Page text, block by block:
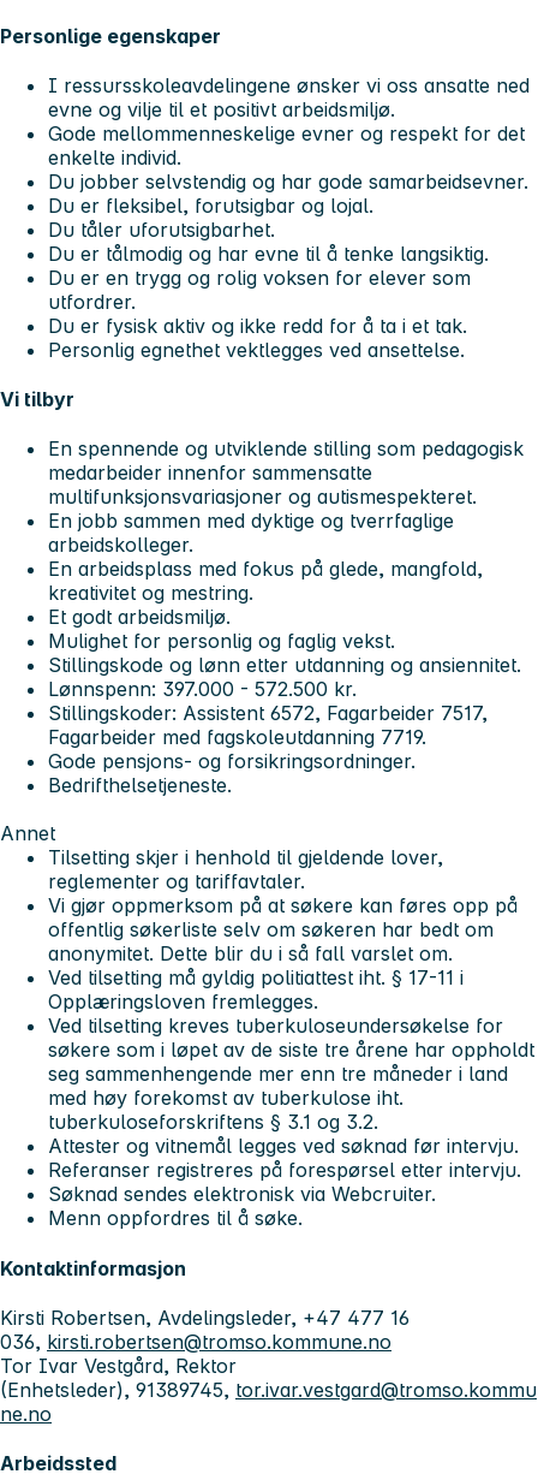
Personlige egenskaper
I ressursskoleavdelingene ønsker vi oss ansatte ned
evne og vilje til et positivt arbeidsmiljø.
Gode mellommenneskelige evner og respekt for det
enkelte individ.
Du jobber selvstendig og har gode samarbeidsevner.
Du er fleksibel, forutsigbar og lojal.
Du tåler uforutsigbarhet.
Du er tålmodig og har evne til å tenke langsiktig.
Du er en trygg og rolig voksen for elever som
utfordrer.
Du er fysisk aktiv og ikke redd for å ta i et tak.
Personlig egnethet vektlegges ved ansettelse.
Vi tilbyr
En spennende og utviklende stilling som pedagogisk
medarbeider innenfor sammensatte
multifunksjonsvariasjoner og autismespekteret.
En jobb sammen med dyktige og tverrfaglige
arbeidskolleger.
En arbeidsplass med fokus på glede, mangfold,
kreativitet og mestring.
Et godt arbeidsmiljø.
Mulighet for personlig og faglig vekst.
Stillingskode og lønn etter utdanning og ansiennitet.
Lønnspenn: 397.000 - 572.500 kr.
Stillingskoder: Assistent 6572, Fagarbeider 7517,
Fagarbeider med fagskoleutdanning 7719.
Gode pensjons- og forsikringsordninger.
Bedrifthelsetjeneste.
Annet
Tilsetting skjer i henhold til gjeldende lover,
reglementer og tariffavtaler.
Vi gjør oppmerksom på at søkere kan føres opp på
offentlig søkerliste selv om søkeren har bedt om
anonymitet. Dette blir du i så fall varslet om.
Ved tilsetting må gyldig politiattest iht. § 17-11 i
Opplæringsloven fremlegges.
Ved tilsetting kreves tuberkuloseundersøkelse for
søkere som i løpet av de siste tre årene har oppholdt
seg sammenhengende mer enn tre måneder i land
med høy forekomst av tuberkulose iht.
tuberkuloseforskriftens § 3.1 og 3.2.
Attester og vitnemål legges ved søknad før intervju.
Referanser registreres på forespørsel etter intervju.
Søknad sendes elektronisk via Webcruiter.
Menn oppfordres til å søke.
Kontaktinformasjon
Kirsti Robertsen, Avdelingsleder, +47 477 16
036, kirsti.robertsen@tromso.kommune.no
Tor Ivar Vestgård, Rektor
(Enhetsleder), 91389745, tor.ivar.vestgard@tromso.kommu
ne.no
Arbeidssted